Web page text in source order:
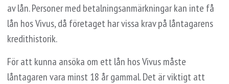
av lån. Personer med betalningsanmärkningar kan inte få
lån hos Vivus, då företaget har vissa krav på låntagarens
kredithistorik.
För att kunna ansöka om ett lån hos Vivus måste
låntagaren vara minst 18 år gammal. Det är viktigt att